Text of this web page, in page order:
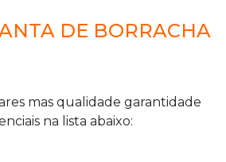
DE BORRACHA
mas qualidade garantidade
na lista abaixo: